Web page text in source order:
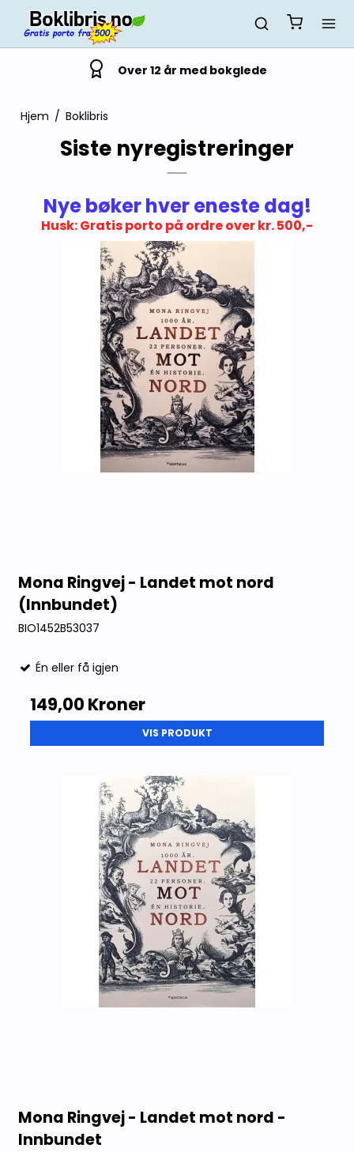
Over 12 år med bokglede
Hjem / Boklibris
Siste nyregistreringer
Nye bøker hver eneste dag!
Husk: Gratis porto på ordre over kr. 500,-
Mona Ringvej - Landet mot nord
(Innbundet)
BIO1452B53037
Én eller få igjen
149,00 Kroner
VIS PRODUKT
Mona Ringvej - Landet mot nord -
Innbundet